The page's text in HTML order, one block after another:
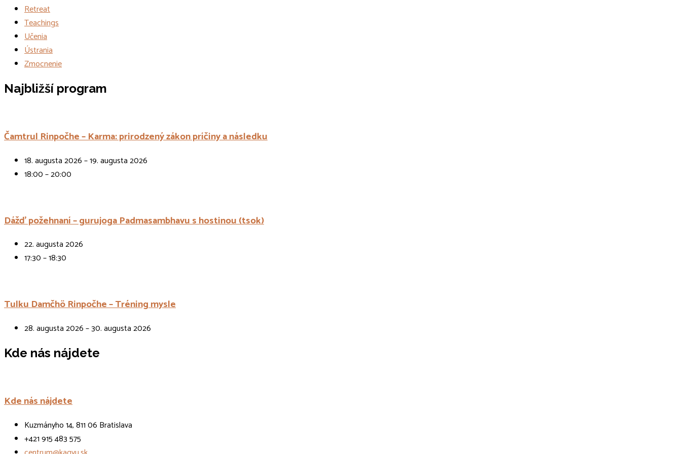
Retreat
Teachings
Učenia
Ústrania
Zmocnenie
Udalosti
Najbližší program
Čamtrul Rinpočhe – Karma: prirodzený zákon príčiny a následku
18. augusta 2026 – 19. augusta 2026
18:00 – 20:00
Dážď požehnaní – gurujoga Padmasambhavu s hostinou (tsok)
22. augusta 2026
17:30 – 18:30
Tulku Damčhö Rinpočhe – Tréning mysle
28. augusta 2026 – 30. augusta 2026
Kde nás nájdete
Kde nás nájdete
Kuzmányho 14, 811 06 Bratislava
+421 915 483 575